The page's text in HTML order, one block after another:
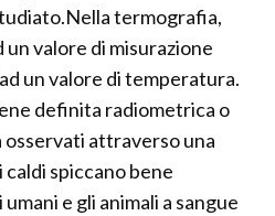
termografia,
valore di misurazione
un valore di temperatura.
definita radiometrica o
attraverso una
spiccano bene
e gli animali a sangue